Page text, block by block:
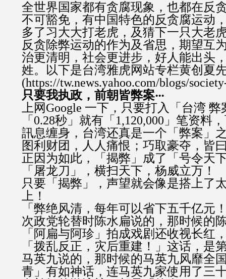
全世界国家都有贪腐现象，也都在反
不可豁免，有中国特色的反贪腐运动
多了习大大打老虎，及猜下一只大老
反贪除弊运动的作为及省思，期望互
治更清明，社会更进步，好人能出头
姓。以下是台湾雅虎网站专栏黄创夏
(https://tw.news.yahoo.com/blogs/
只要我执政，前朝皆弊案‧‧‧
上网Google 一下，只要打入「台湾
「0.28秒」就有「1,120,000」笔资料
訊息缠身，台湾还真是一个「弊案」
图利财团，人人痛恨；巧取豪夺，皆
正因为如此，「揭弊」成了「号令天
「屠龙刀」，横扫天下，杨威立万！
只要「揭弊」，声望就会像是搭上了
上！
「弊绝风清，每年可以省下五千亿元
次政党轮替时陈水扁说的，那时候的
「阿扁与阿珍」拍成戏剧还收视长红
「拨乱反正，灾后重建！」这话，是
马英九说的，那时候的马英九风靡全
青」有如神话，连马英九家使用了三